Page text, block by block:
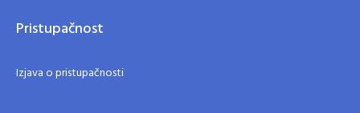
Pristupačnost
Izjava o pristupačnosti